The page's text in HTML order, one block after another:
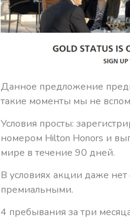
Данное предложение
такие моменты мы не
Условия просты:
номером Hilton Honors и
мире в течение 90 дней.
В условиях акции даже нет
премиальными.
4 пребывания за три